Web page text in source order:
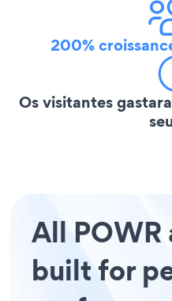
200%
Os visitantes
All POWR
built for